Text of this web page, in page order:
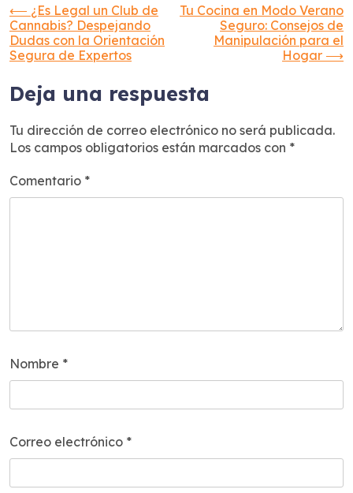
Navegación
de
entradas
⟵ ¿Es Legal un Club de
Cannabis? Despejando
Dudas con la Orientación
Segura de Expertos
Tu Cocina en Modo Verano
Seguro: Consejos de
Manipulación para el
Hogar ⟶
Deja una respuesta
Tu dirección de correo electrónico no será publicada.
Los campos obligatorios están marcados con *
Comentario *
Nombre *
Correo electrónico *